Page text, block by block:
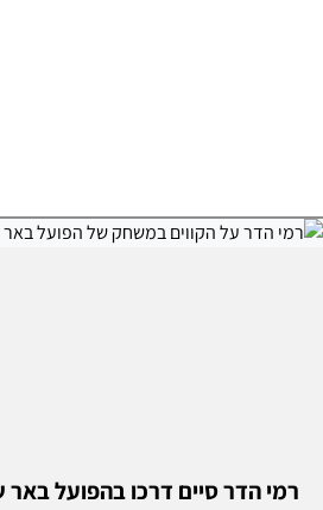
רמי הדר סיים דרכו בהפועל